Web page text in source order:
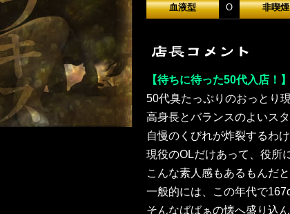
血液型 O 非喫煙
【待ちに待った50代入店！】
50代臭たっぷりのおっとり現
高身長とバランスのよいスタ
自慢のくびれが炸裂するわけ
現役のOLだけあって、役所
こんな素人感もあるもんだと
一般的には、この年代で
そんなばばぁの懐へ盛り込ん